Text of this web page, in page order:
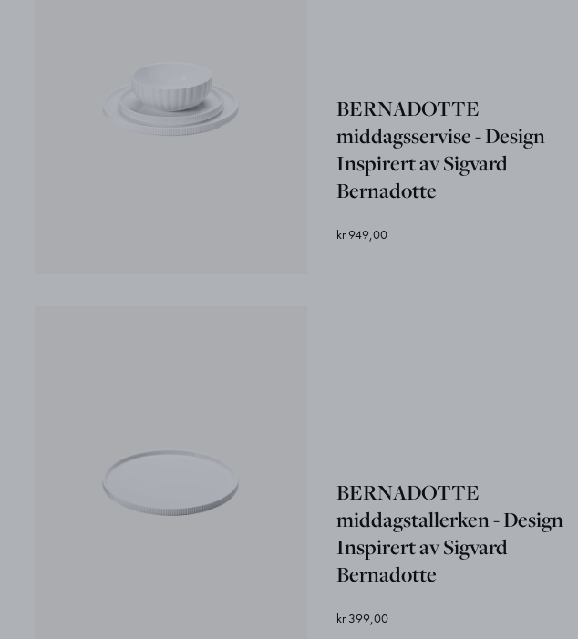
BERNADOTTE
middagsservise - Design
Inspirert av Sigvard
Bernadotte
kr 949,00
BERNADOTTE
middagstallerken - Design
Inspirert av Sigvard
Bernadotte
kr 399,00